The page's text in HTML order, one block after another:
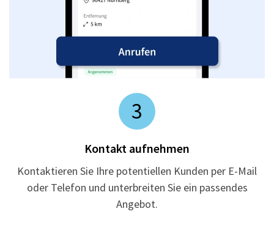
3
Kontakt aufnehmen
Kontaktieren Sie Ihre potentiellen Kunden per E-Mail
oder Telefon und unterbreiten Sie ein passendes
Angebot.